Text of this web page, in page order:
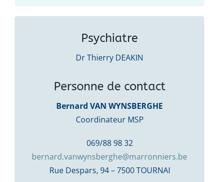
Psychiatre
Dr Thierry DEAKIN
Personne de contact
Bernard VAN WYNSBERGHE
Coordinateur MSP
069/88 98 32
bernard.vanwynsberghe@marronniers.be
Rue Despars, 94 – 7500 TOURNAI